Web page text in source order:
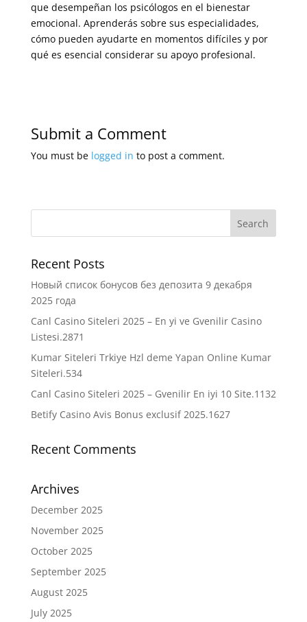
que desempeñan los psicólogos en el bienestar
emocional. Aprenderás sobre sus especialidades,
cómo pueden ayudarte en momentos difíciles y por
qué es esencial considerar su apoyo profesional.
Submit a Comment
You must be logged in to post a comment.
Recent Posts
Новый список бонусов без депозита 9 декабря
2025 года
Canl Casino Siteleri 2025 – En yi ve Gvenilir Casino
Listesi.2871
Kumar Siteleri Trkiye Hzl deme Yapan Online Kumar
Siteleri.534
Canl Casino Siteleri 2025 – Gvenilir En iyi 10 Site.1132
Betify Casino Avis Bonus exclusif 2025.1627
Recent Comments
Archives
December 2025
November 2025
October 2025
September 2025
August 2025
July 2025